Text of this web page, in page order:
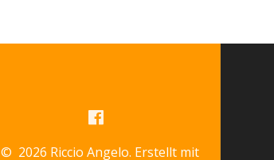
© 2026 Riccio Angelo. Erstellt mit